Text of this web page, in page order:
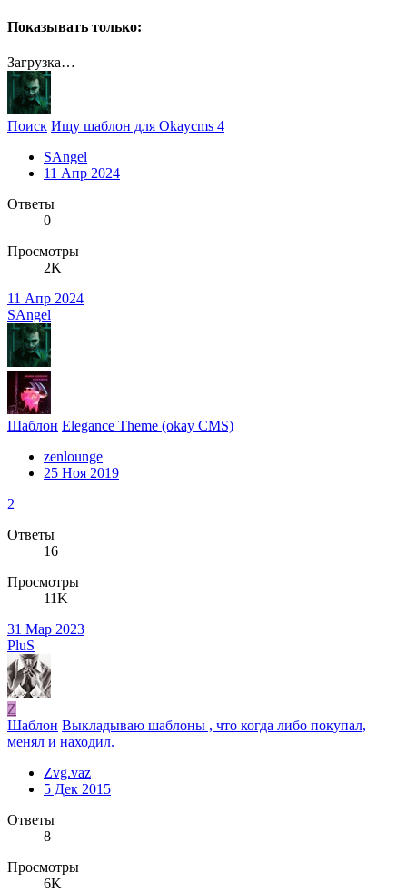
Показывать только:
Загрузка…
Поиск Ищу шаблон для Okaycms 4
SAngel
11 Апр 2024
Ответы
0
Просмотры
2K
11 Апр 2024
SAngel
Шаблон Elegance Theme (okay CMS)
zenlounge
25 Ноя 2019
2
Ответы
16
Просмотры
11K
31 Мар 2023
PluS
Z
Шаблон Выкладываю шаблоны , что когда либо покупал,
менял и находил.
Zvg.vaz
5 Дек 2015
Ответы
8
Просмотры
6K